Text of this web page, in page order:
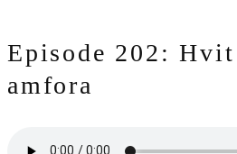
Episode 202:
amfora